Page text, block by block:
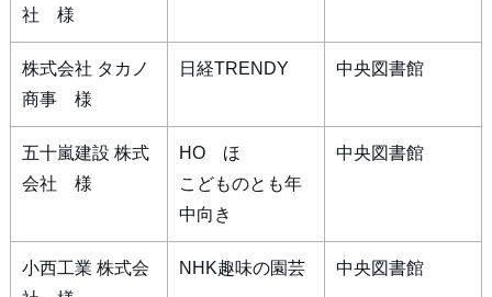
社 様
株式会社 タカノ
商事 様
日経TRENDY 中央図書館
五十嵐建設 株式
会社 様
HO ほ
こどものとも年
中向き
中央図書館
小西工業 株式会
NHK趣味の園芸 中央図書館